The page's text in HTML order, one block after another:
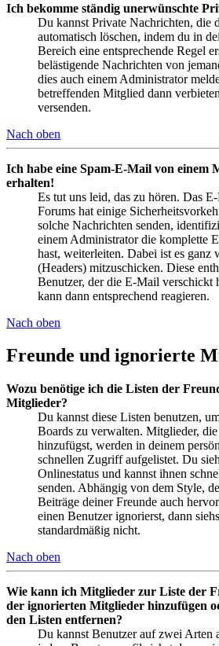
Ich bekomme ständig unerwünschte
Du kannst Private Nachrichten, die
automatisch löschen, indem du in
Bereich eine entsprechende Regel
belästigende Nachrichten von
dies auch einem Administrator
betreffenden Mitglied dann
versenden.
Nach oben
Ich habe eine Spam-E-Mail von einem
erhalten!
Es tut uns leid, das zu hören. Das
Forums hat einige
solche Nachrichten senden,
einem Administrator die komplette
hast, weiterleiten. Dabei ist es
(Headers) mitzuschicken. Diese
Benutzer, der die E-Mail verschickt
kann dann entsprechend reagieren.
Nach oben
Freunde und ignorierte
Wozu benötige ich die Listen der
Mitglieder?
Du kannst diese Listen benutzen,
Boards zu verwalten. Mitglieder,
hinzufügst, werden in deinem
schnellen Zugriff aufgelistet. Du
Onlinestatus und kannst ihnen
senden. Abhängig von dem Style,
Beiträge deiner Freunde auch
einen Benutzer ignorierst, dann
standardmäßig nicht.
Nach oben
Wie kann ich Mitglieder zur Liste der
der ignorierten Mitglieder hinzufügen
den Listen entfernen?
Du kannst Benutzer auf zwei Arten